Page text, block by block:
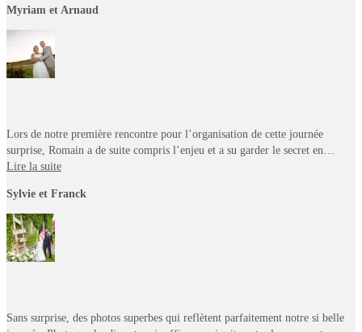
Myriam et Arnaud
Lors de notre première rencontre pour l’organisation de cette journée
surprise, Romain a de suite compris l’enjeu et a su garder le secret en…
Lire la suite
Sylvie et Franck
Sans surprise, des photos superbes qui reflètent parfaitement notre si belle